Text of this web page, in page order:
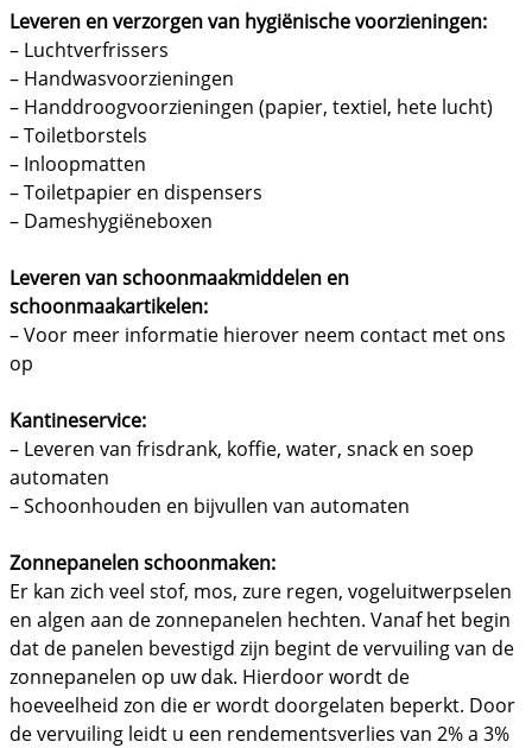
Leveren en verzorgen van hygiënische voorzieningen:
– Luchtverfrissers
– Handwasvoorzieningen
– Handdroogvoorzieningen (papier, textiel, hete lucht)
– Toiletborstels
– Inloopmatten
– Toiletpapier en dispensers
– Dameshygiëneboxen
Leveren van schoonmaakmiddelen en
schoonmaakartikelen:
– Voor meer informatie hierover neem contact met ons
op
Kantineservice:
– Leveren van frisdrank, koffie, water, snack en soep
automaten
– Schoonhouden en bijvullen van automaten
Zonnepanelen schoonmaken:
Er kan zich veel stof, mos, zure regen, vogeluitwerpselen
en algen aan de zonnepanelen hechten. Vanaf het begin
dat de panelen bevestigd zijn begint de vervuiling van de
zonnepanelen op uw dak. Hierdoor wordt de
hoeveelheid zon die er wordt doorgelaten beperkt. Door
de vervuiling leidt u een rendementsverlies van 2% a 3%